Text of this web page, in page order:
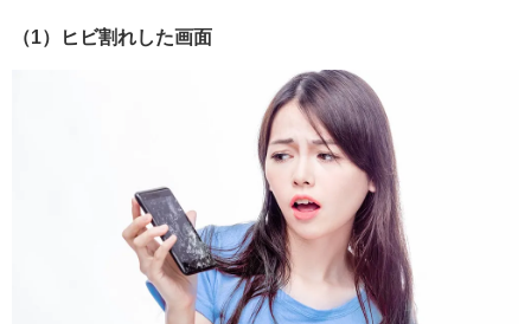
（1）ヒビ割れした画面